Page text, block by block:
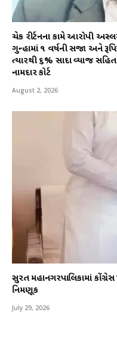
ચેક રીર્ટનના કામે આરોપી
ગુન્હામાં ૧ વર્ષની સજા અને
ત્યારથી ૬% સાદા વ્યાજ
નામદાર કોર્ટ
August 2, 2026
સુરત મહાનગરપાલિકામાં
નિમણૂક
July 29, 2026